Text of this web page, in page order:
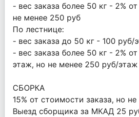
- вес заказа более 50 кг - 2%
не менее 250 руб
По лестнице:
- вес заказа до 50 кг - 100 руб/
- вес заказа более 50 кг - 2%
этаж, но не менее 250 руб/этаж
СБОРКА
15% от стоимости заказа, но
Выезд сборщика за МКАД 25